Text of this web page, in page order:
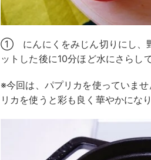
① にんにくをみじん切りにし、
ットした後に10分ほど水にさらし
※今回は、パプリカを使っていま
リカを使うと彩も良く華やかになり